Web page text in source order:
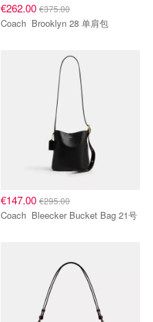
€262.00 €375.00
Coach Brooklyn 28 单肩包
€147.00 €295.00
Coach Bleecker Bucket Bag 21号